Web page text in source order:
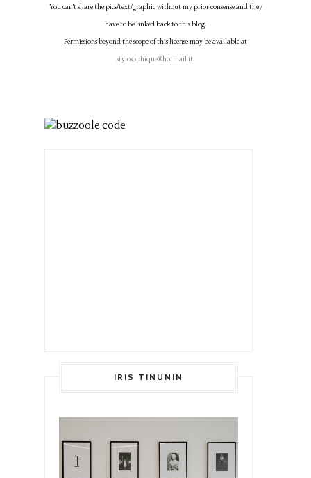
You can't share the pics/text/graphic without my prior consense and they
have to be linked back to this blog.
Permissions beyond the scope of this license may be available at
stylosophique@hotmail.it.
IRIS TINUNIN